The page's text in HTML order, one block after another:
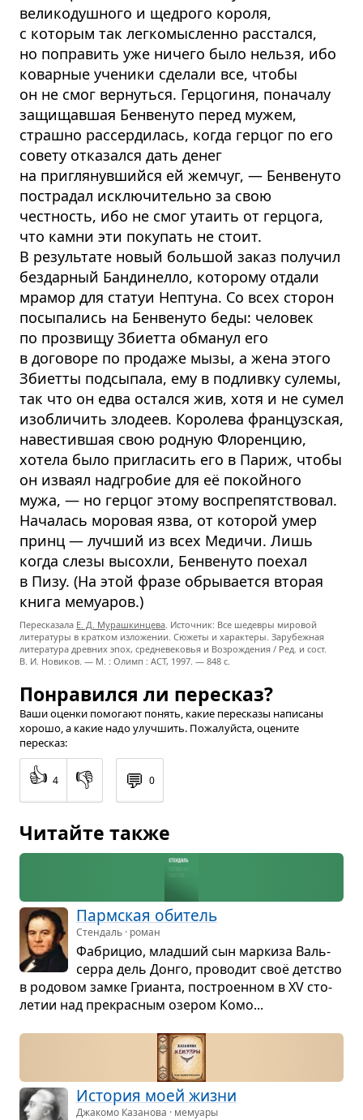
великодушного и щедрого короля,
с которым так легкомысленно расстался,
но поправить уже ничего было нельзя, ибо
коварные ученики сделали все, чтобы
он не смог вернуться. Герцогиня, поначалу
защищавшая Бенвенуто перед мужем,
страшно рассердилась, когда герцог по его
совету отказался дать денег
на приглянувшийся ей жемчуг, — Бенвенуто
пострадал исключительно за свою
честность, ибо не смог утаить от герцога,
что камни эти покупать не стоит.
В результате новый большой заказ получил
бездарный Бандинелло, которому отдали
мрамор для статуи Нептуна. Со всех сторон
посыпались на Бенвенуто беды: человек
по прозвищу Збиетта обманул его
в договоре по продаже мызы, а жена этого
Збиетты подсыпала, ему в подливку сулемы,
так что он едва остался жив, хотя и не сумел
изобличить злодеев. Королева французская,
навестившая свою родную Флоренцию,
хотела было пригласить его в Париж, чтобы
он изваял надгробие для её покойного
мужа, — но герцог этому воспрепятствовал.
Началась моровая язва, от которой умер
принц — лучший из всех Медичи. Лишь
когда слезы высохли, Бенвенуто поехал
в Пизу. (На этой фразе обрывается вторая
книга мемуаров.)
Пересказала Е. Д. Мурашкинцева . Источник: Все шедевры мировой
литературы в кратком изложении. Сюжеты и характеры. Зарубежная
литература древних эпох, средневековья и Возрождения / Ред. и сост.
В. И. Новиков. — М. : Олимп : ACT, 1997. — 848 с.
Понравился ли пересказ?
Ваши оценки помогают понять, какие пересказы написаны
хорошо, а какие надо улучшить. Пожалуйста, оцените
пересказ:
👍 4 👎 💬 0
Читайте также
Парм­ская оби­тель
Стендаль · роман
Фабри­цио, млад­ший сын мар­киза Валь­
серра дель Донго, про­во­дит своё дет­ство
в родо­вом замке Гри­анта, постро­ен­ном в XV сто­
ле­тии над пре­крас­ным озе­ром Комо...
Исто­рия моей жизни
Джакомо Казанова · мемуары